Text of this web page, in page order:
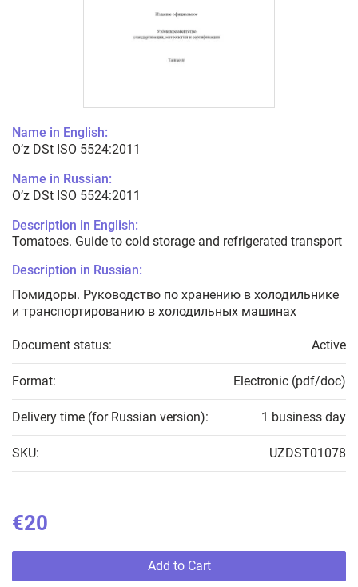
Name in English:
O’z DSt ISO 5524:2011
Name in Russian:
O’z DSt ISO 5524:2011
Description in English:
Tomatoes. Guide to cold storage and refrigerated transport
Description in Russian:
Помидоры. Руководство по хранению в холодильнике
и транспортированию в холодильных машинах
Document status: Active
Format: Electronic (pdf/doc)
Delivery time (for Russian version): 1 business day
SKU: UZDST01078
€20
Add to Cart